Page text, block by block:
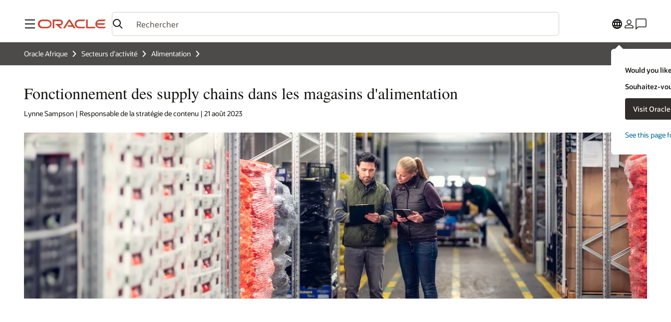
Menu
Would you
Souhaitez-
Visit
See this page
Oracle Afrique Secteurs d’activité Alimentation
Fonctionnement des supply chains dans les magasins d'alimentation
Lynne Sampson | Responsable de la stratégie de contenu | 21 août 2023